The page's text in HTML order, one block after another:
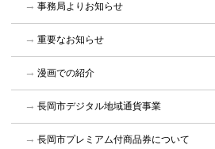
事務局よりお知らせ
重要なお知らせ
漫画での紹介
長岡市デジタル地域通貨事業
長岡市プレミアム付商品券について